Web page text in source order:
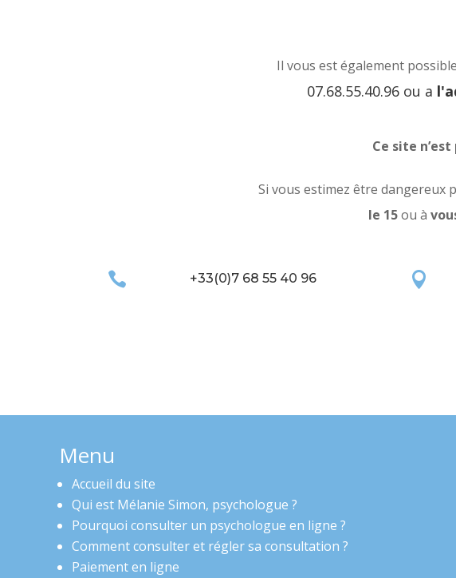
Il vous est également
07.68.55.40.96 ou a
Ce site
Si vous estimez être dangereux
le 15ou à
 +33(0)7 68 55 40 96 
Menu
Accueil du site
Qui est Mélanie Simon, psychologue ?
Pourquoi consulter un psychologue en ligne ?
Comment consulter et régler sa consultation ?
Paiement en ligne